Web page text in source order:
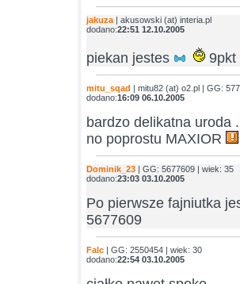
jakuza | akusowski (at) interia.pl
dodano:22:51 12.10.2005
piekan jestes 9pkt
mitu_sqad | mitu82 (at) o2.pl | GG:
dodano:16:09 06.10.2005
bardzo delikatna uroda
no poprostu MAXIOR
Dominik_23 | GG: 5677609 | wiek: 35
dodano:23:03 03.10.2005
Po pierwsze fajniutka
5677609
Falc | GG: 2550454 | wiek: 30
dodano:22:54 03.10.2005